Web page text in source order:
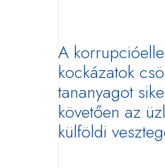
A
kockázatok
tananyagot
követően az
külföldi